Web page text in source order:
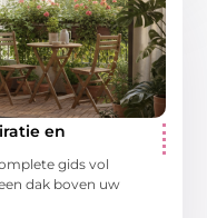
en
gids vol
dak boven uw